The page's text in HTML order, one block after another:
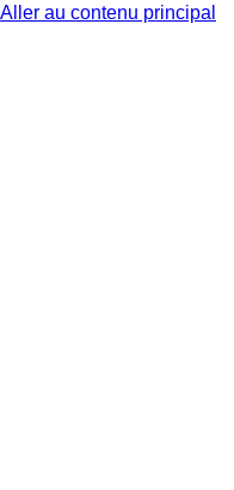
Aller au contenu principal